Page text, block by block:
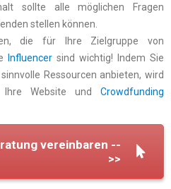
sollte alle möglichen Fragen
stellen können.
die für Ihre Zielgruppe von
Influencersind wichtig! Indem Sie
Ressourcen anbieten, wird
Website und Crowdfunding
vereinbaren --
>>